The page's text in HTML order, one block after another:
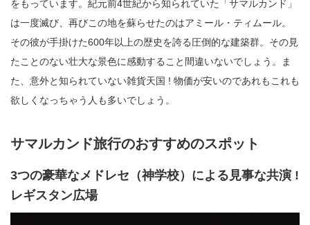
をもっています。紀元前4世紀から知られていた「サマルカンド」
は一度滅び、再びこの地を蘇らせたのはアミール・ティムール。
その彼が手掛けた600年以上の歴史を誇る圧倒的な建築群。その見
たことのない壮大な景色に感動すること間違いないでしょう。ま
た、意外と知られていない雑貨天国 ! 物価が安いのであれもこれも
欲しくなっちゃう人も多いでしょう。
サマルカンド旅行のおすすめのスポット
3つの豪華なメドレセ（神学校）による見事な共演 !
レギスタン広場